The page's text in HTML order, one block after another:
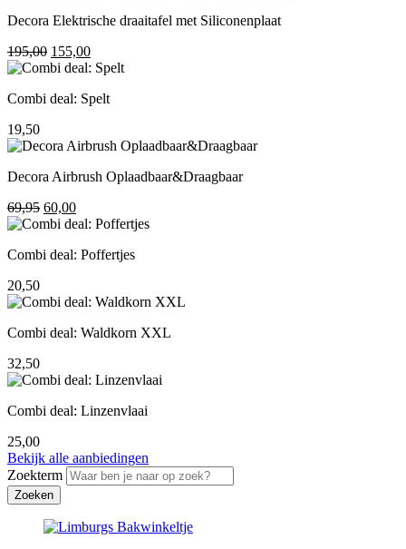
Decora Elektrische draaitafel met Siliconenplaat
195,00 Oorspronkelijke
prijs
195,00.
155,00Huidige
prijs
155,00.
Combi deal: Spelt
19,50
Decora Airbrush Oplaadbaar&Draagbaar
69,95 Oorspronkelijke
prijs
69,95.
60,00Huidige
prijs
60,00.
Combi deal: Poffertjes
20,50
Combi deal: Waldkorn XXL
32,50
Combi deal: Linzenvlaai
25,00
Bekijk alle aanbiedingen
Zoekterm